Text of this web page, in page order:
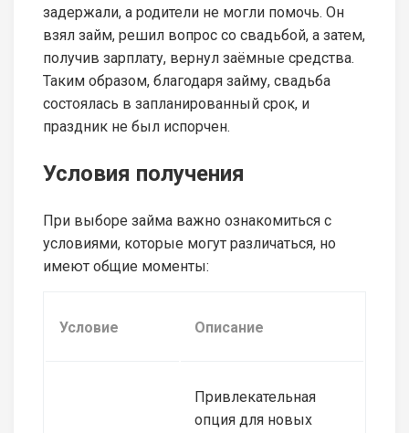
задержали, а родители не могли помочь. Он
взял займ, решил вопрос со свадьбой, а затем,
получив зарплату, вернул заёмные средства.
Таким образом, благодаря займу, свадьба
состоялась в запланированный срок, и
праздник не был испорчен.
Условия получения
При выборе займа важно ознакомиться с
условиями, которые могут различаться, но
имеют общие моменты:
Условие Описание
Привлекательная
опция для новых